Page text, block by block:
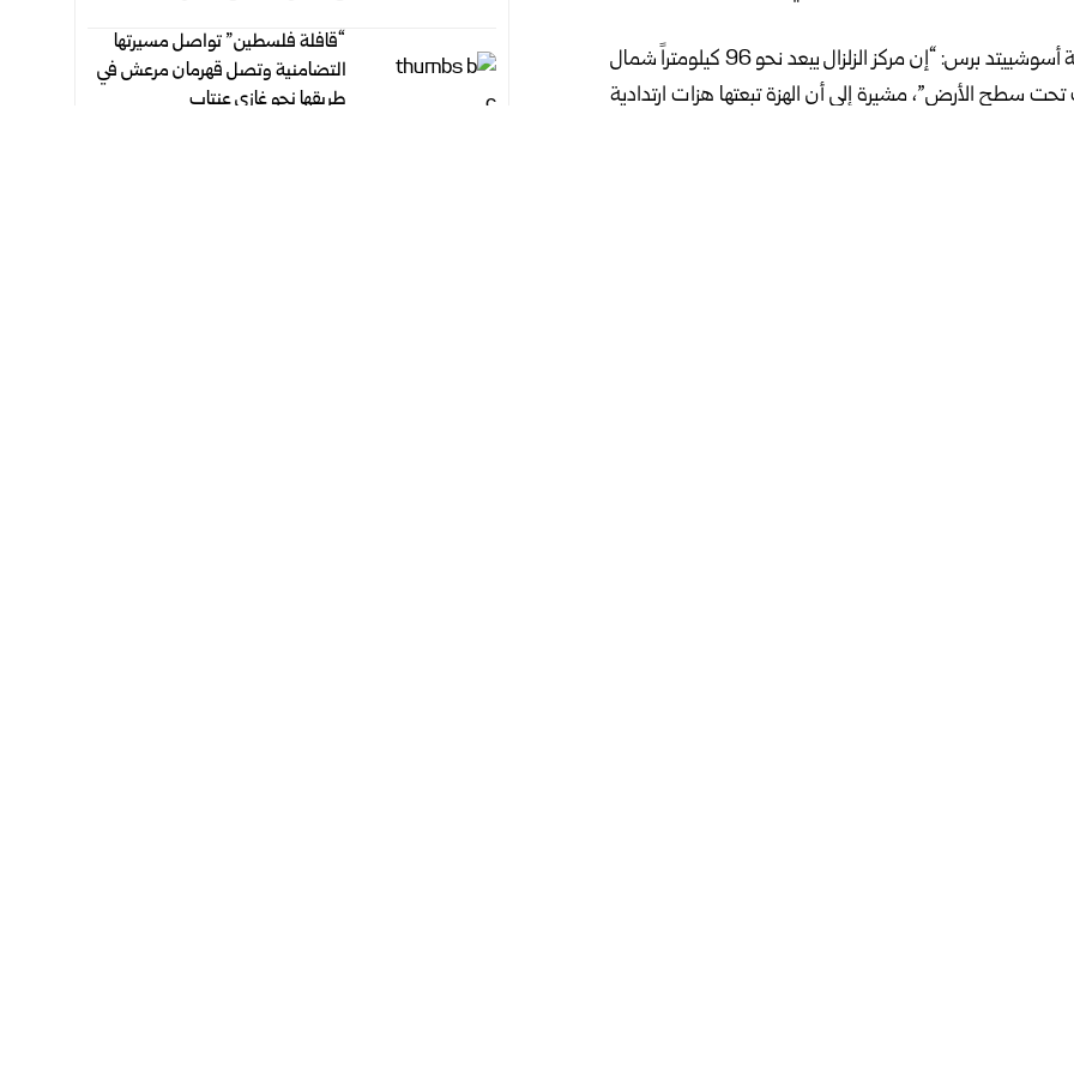
وقالت هيئة المسح الجيولوجي الأميركية في بيان نقلته وكالة أسوشييتد برس: “إن مركز الزلزال يبعد نحو 96 كيلومتراً شمال
في آلاسكا، وعلى عمق 10 كيلومترات تحت سطح الأرض”، مشيرة إلى أن الهزة تبعتها هزات ارتدادية
“قافلة فلسطين” تواصل مسيرتها
التضامنية وتصل قهرمان مرعش في
طريقها نحو غازي عنتاب